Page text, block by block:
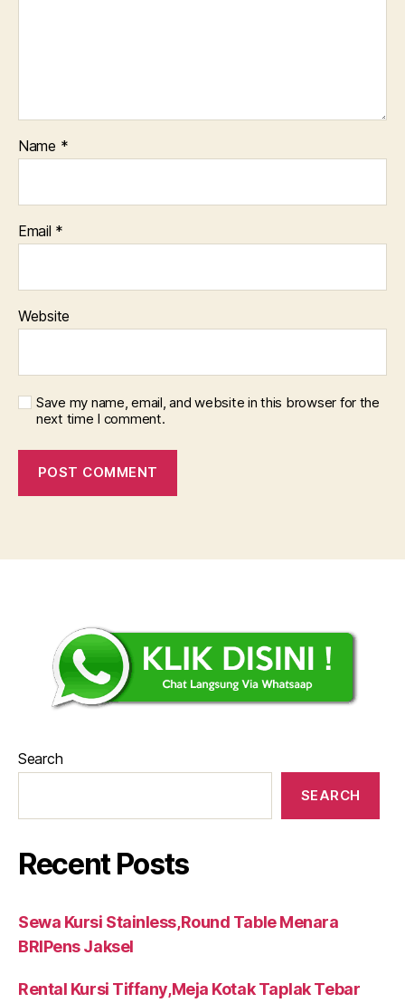
Name *
Email *
Website
Save my name, email, and website in this browser for the
next time I comment.
Search
SEARCH
Recent Posts
Sewa Kursi Stainless,Round Table Menara
BRIPens Jaksel
Rental Kursi Tiffany,Meja Kotak Taplak Tebar